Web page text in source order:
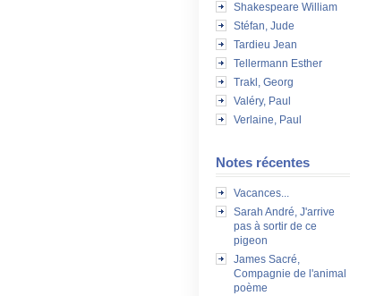
Shakespeare William
Stéfan, Jude
Tardieu Jean
Tellermann Esther
Trakl, Georg
Valéry, Paul
Verlaine, Paul
Notes récentes
Vacances...
Sarah André, J'arrive
pas à sortir de ce
pigeon
James Sacré,
Compagnie de l'animal
poème